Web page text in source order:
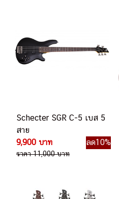
Schecter SGR C-5 เบส 5
สาย
9,900 บาท
ลด10%
ราคา 11,000 บาท